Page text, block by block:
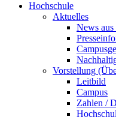
Hochschule
Aktuelles
News aus
Vorstellung
Leitbild
Campus
Zahlen /